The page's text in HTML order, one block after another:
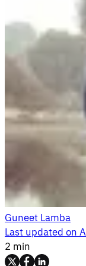
Guneet Lamba
Last updated on
2 min